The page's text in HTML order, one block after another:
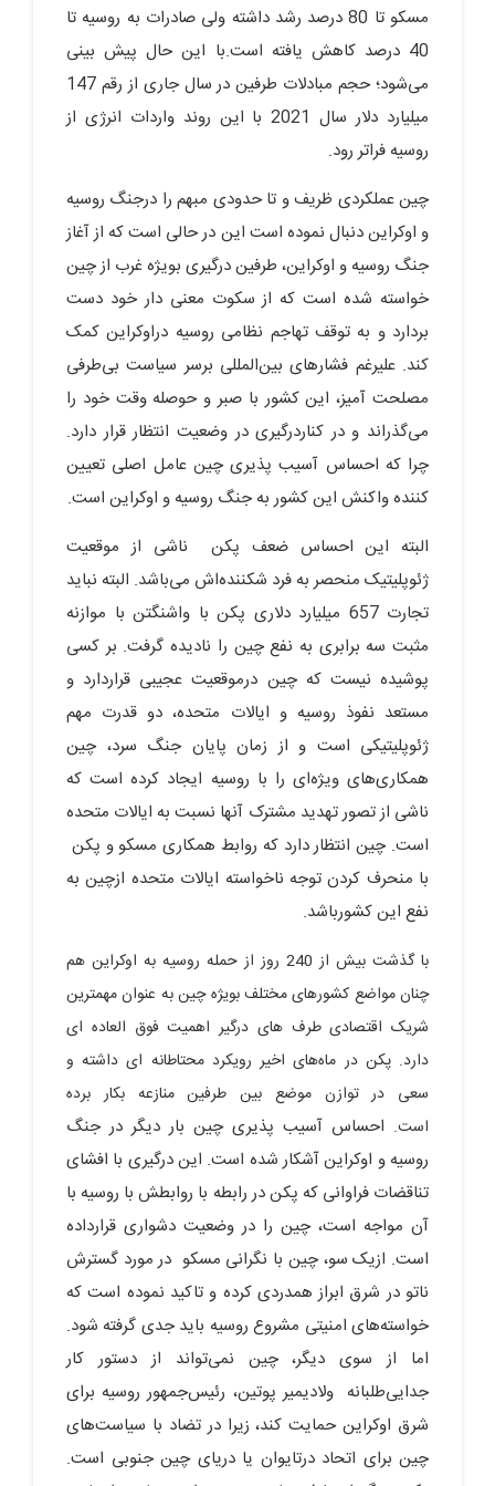
مسکو تا 80 درصد رشد داشته ولی صادرات به روسیه تا
40 درصد کاهش یافته است.با این حال پیش بینی
می‌شود؛ حجم مبادلات طرفین در سال جاری از رقم 147
میلیارد دلار سال 2021 با این روند واردات انرژی از
روسیه فراتر رود.
چین عملکردی ظریف و تا حدودی مبهم را درجنگ روسیه
و اوکراین دنبال نموده است این در حالی است که از آغاز
جنگ روسیه و اوکراین، طرفین درگیری بویژه غرب از چین
خواسته شده است که از سکوت معنی دار خود دست
بردارد و به توقف تهاجم نظامی روسیه دراوکراین کمک
کند. علیرغم فشارهای بین‌المللی برسر سیاست بی‌طرفی
مصلحت آمیز، این کشور با صبر و حوصله وقت خود را
می‌گذراند و در کناردرگیری در وضعیت انتظار قرار دارد.
چرا که احساس آسیب پذیری چین عامل اصلی تعیین
کننده واکنش این کشور به جنگ روسیه و اوکراین است.
البته این احساس ضعف پکن ناشی از موقعیت
ژئوپلیتیک منحصر به‌ فرد شکننده‌اش می‌باشد. البته نباید
تجارت 657 میلیارد دلاری پکن با واشنگتن با موازنه
مثبت سه برابری به نفع چین را نادیده گرفت. بر کسی
پوشیده نیست که چین درموقعیت عجیبی قراردارد و
مستعد نفوذ روسیه و ایالات متحده، دو قدرت مهم
ژئوپلیتیکی است و از زمان پایان جنگ سرد، چین
همکاری‌های ویژه‌ای را با روسیه ایجاد کرده است که
ناشی از تصور تهدید مشترک آنها نسبت به ایالات متحده
است. چین انتظار دارد که روابط همکاری مسکو و پکن
با منحرف کردن توجه ناخواسته ایالات متحده ازچین به
نفع این کشورباشد.
با گذشت بیش از 240 روز از حمله روسیه به اوکراین هم
چنان مواضع کشورهای مختلف بویژه چین به عنوان مهمترین
شریک اقتصادی طرف های درگیر اهمیت فوق العاده ای
دارد. پکن در ماه‌های اخیر رویکرد محتاطانه ای داشته و
سعی در توازن موضع بین طرفین منازعه بکار برده
است. احساس آسیب پذیری چین بار دیگر در جنگ
روسیه و اوکراین آشکار شده است. این درگیری با افشای
تناقضات فراوانی که پکن در رابطه با روابطش با روسیه با
آن مواجه است، چین را در وضعیت دشواری قرارداده
است. ازیک سو، چین با نگرانی مسکو در مورد گسترش
ناتو در شرق ابراز همدردی کرده و تاکید نموده است که
خواسته‌های امنیتی مشروع روسیه باید جدی گرفته شود.
اما از سوی دیگر، چین نمی‌تواند از دستور کار
جدایی‌طلبانه ولادیمیر پوتین، رئیس‌جمهور روسیه برای
شرق اوکراین حمایت کند، زیرا در تضاد با سیاست‌های
چین برای اتحاد درتایوان یا دریای چین جنوبی است.